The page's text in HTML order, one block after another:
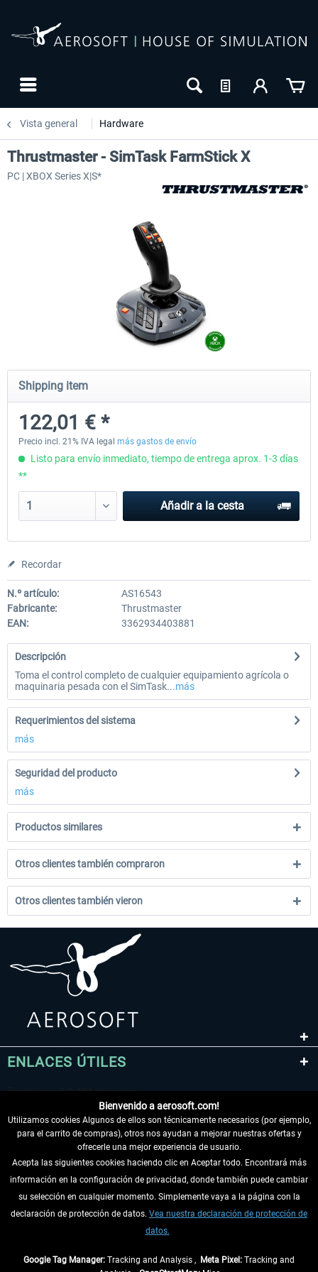
Vista general Hardware
Wheel Stand Pro - Farm Truck
199,65 € *
Wheel Stand Pro Upgrade -
Thrustmaster - SimTask FarmStick X
PC | XBOX Series X|S*
Shipping item
122,01 € *
Precio incl. 21% IVA legal más gastos de envío
Listo para envío inmediato, tiempo de entrega aprox. 1-3 días
**
Añadir a la cesta
Recordar
N.º artículo:
AS16543
Fabricante:
Thrustmaster
EAN:
3362934403881
Descripción
Toma el control completo de cualquier equipamiento agrícola o
maquinaria pesada con el SimTask...más
Requerimientos del sistema
más
Seguridad del producto
más
Productos similares
Otros clientes también compraron
Otros clientes también vieron
ENLACES ÚTILES
DESISTIR DEL CONTRATO
INFORMACIÓN
Bienvenido a aerosoft.com!
Utilizamos cookies Algunos de ellos son técnicamente necesarios (por ejemplo,
para el carrito de compras), otros nos ayudan a mejorar nuestras ofertas y
ofrecerle una mejor experiencia de usuario.
Acepta las siguientes cookies haciendo clic en Aceptar todo. Encontrará más
información en la configuración de privacidad, donde también puede cambiar
su selección en cualquier momento. Simplemente vaya a la página con la
declaración de protección de datos. Vea nuestra declaración de protección de
datos.
Google Tag Manager: Tracking and Analysis , Meta Pixel: Tracking and